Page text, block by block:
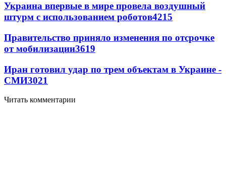
Украина впервые в мире провела воздушный
штурм с использованием роботов4215
Правительство приняло изменения по отсрочке
от мобилизации3619
Иран готовил удар по трем объектам в Украине -
СМИ3021
Читать комментарии